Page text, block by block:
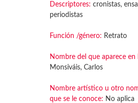
Descriptores: cronistas,
periodistas
Función /género: Retrato
Nombre del que aparece en
Monsiváis, Carlos
Nombre artístico u otro
que se le conoce: No aplica